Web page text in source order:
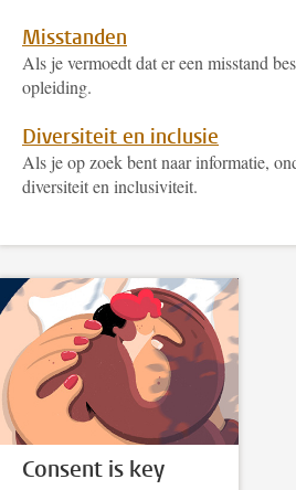
Misstanden
Als je vermoedt dat er een misstand
opleiding.
Diversiteit en inclusie
Als je op zoek bent naar informatie,
diversiteit en inclusiviteit.
Consent is key